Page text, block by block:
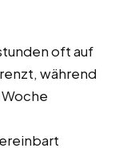
oft auf
während